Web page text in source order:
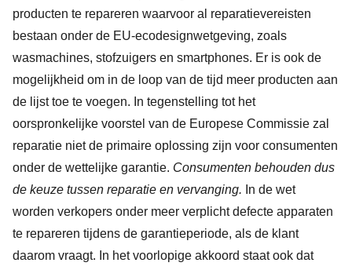
producten te repareren waarvoor al reparatievereisten
bestaan onder de EU-ecodesignwetgeving, zoals
wasmachines, stofzuigers en smartphones. Er is ook de
mogelijkheid om in de loop van de tijd meer producten aan
de lijst toe te voegen. In tegenstelling tot het
oorspronkelijke voorstel van de Europese Commissie zal
reparatie niet de primaire oplossing zijn voor consumenten
onder de wettelijke garantie. Consumenten behouden dus
de keuze tussen reparatie en vervanging. In de wet
worden verkopers onder meer verplicht defecte apparaten
te repareren tijdens de garantieperiode, als de klant
daarom vraagt. In het voorlopige akkoord staat ook dat